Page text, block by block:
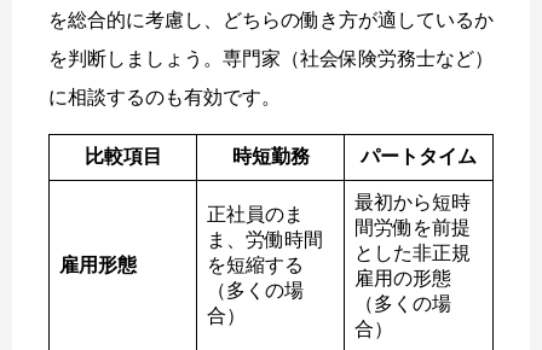
を総合的に考慮し、どちらの働き方が適しているか
を判断しましょう。専門家（社会保険労務士など）
に相談するのも有効です。
比較項目 時短勤務 パートタイム
雇用形態
正社員のま
ま、労働時間
を短縮する
（多くの場
合）
最初から短時
間労働を前提
とした非正規
雇用の形態
（多くの場
合）